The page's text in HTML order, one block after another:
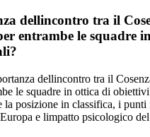
dellincontro tra il
entrambe le squadre
dellincontro tra il
le squadre in ottica di
la posizione in classifica, i
e limpatto psicologico